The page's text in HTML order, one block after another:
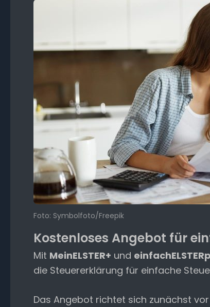
Foto: Symbolfoto/Freepik
Kostenloses Angebot für
Mit MeinELSTER+ und
die Steuererklärung für einfache
Das Angebot richtet sich zunächst